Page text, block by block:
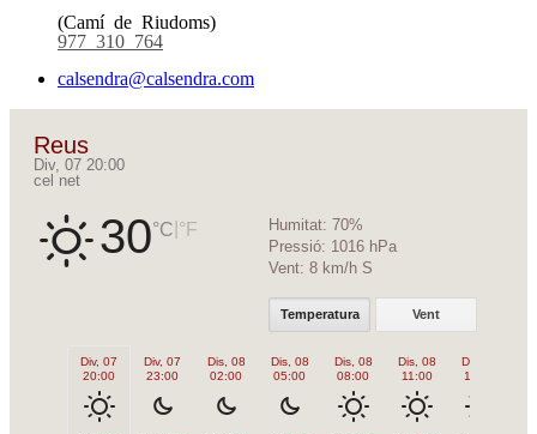
(Camí de Riudoms)
977 310 764
calsendra@calsendra.com
Reus
Div, 07 20:00
cel net
30°C °F Humitat: 70%
Pressió: 1016 hPa
Vent: 8 km/h S
Temperatura Vent
Div, 07
20:00
Div, 07
23:00
Dis, 08
02:00
Dis, 08
05:00
Dis, 08
08:00
Dis, 08
11:00
Dis, 08
14:00